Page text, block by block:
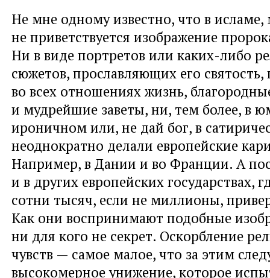
Не мне одному известно, что в исламе,
не приветствуется изображение
Ни в виде портретов или каких-либо
сюжетов, прославляющих его
во всех отношениях жизнь,
и мудрейшие заветы, ни, тем более, в
ироничном или, не дай бог, в
неоднократно делали европейские
Например, в Дании и во Франции. А
и в других европейских государствах,
сотни тысяч, если не миллионы,
Как они воспринимают подобные
ни для кого не секрет. Оскорбление
чувств — самое малое, что за этим
высокомерное унижение, которое